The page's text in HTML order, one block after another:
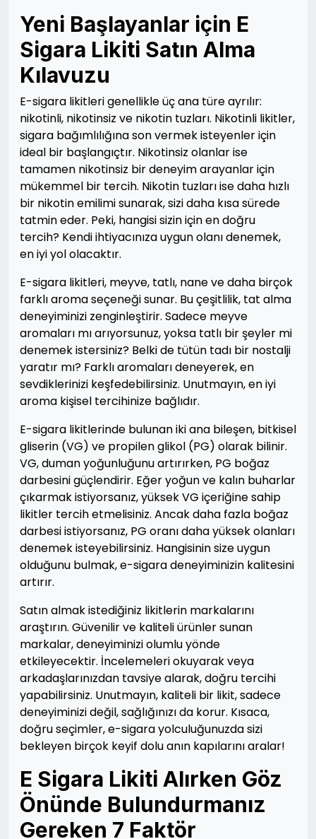
Yeni Başlayanlar için E
Sigara Likiti Satın Alma
Kılavuzu
E-sigara likitleri genellikle üç ana türe ayrılır:
nikotinli, nikotinsiz ve nikotin tuzları. Nikotinli likitler,
sigara bağımlılığına son vermek isteyenler için
ideal bir başlangıçtır. Nikotinsiz olanlar ise
tamamen nikotinsiz bir deneyim arayanlar için
mükemmel bir tercih. Nikotin tuzları ise daha hızlı
bir nikotin emilimi sunarak, sizi daha kısa sürede
tatmin eder. Peki, hangisi sizin için en doğru
tercih? Kendi ihtiyacınıza uygun olanı denemek,
en iyi yol olacaktır.
E-sigara likitleri, meyve, tatlı, nane ve daha birçok
farklı aroma seçeneği sunar. Bu çeşitlilik, tat alma
deneyiminizi zenginleştirir. Sadece meyve
aromaları mı arıyorsunuz, yoksa tatlı bir şeyler mi
denemek istersiniz? Belki de tütün tadı bir nostalji
yaratır mı? Farklı aromaları deneyerek, en
sevdiklerinizi keşfedebilirsiniz. Unutmayın, en iyi
aroma kişisel tercihinize bağlıdır.
E-sigara likitlerinde bulunan iki ana bileşen, bitkisel
gliserin (VG) ve propilen glikol (PG) olarak bilinir.
VG, duman yoğunluğunu artırırken, PG boğaz
darbesini güçlendirir. Eğer yoğun ve kalın buharlar
çıkarmak istiyorsanız, yüksek VG içeriğine sahip
likitler tercih etmelisiniz. Ancak daha fazla boğaz
darbesi istiyorsanız, PG oranı daha yüksek olanları
denemek isteyebilirsiniz. Hangisinin size uygun
olduğunu bulmak, e-sigara deneyiminizin kalitesini
artırır.
Satın almak istediğiniz likitlerin markalarını
araştırın. Güvenilir ve kaliteli ürünler sunan
markalar, deneyiminizi olumlu yönde
etkileyecektir. İncelemeleri okuyarak veya
arkadaşlarınızdan tavsiye alarak, doğru tercihi
yapabilirsiniz. Unutmayın, kaliteli bir likit, sadece
deneyiminizi değil, sağlığınızı da korur. Kısaca,
doğru seçimler, e-sigara yolculuğunuzda sizi
bekleyen birçok keyif dolu anın kapılarını aralar!
E Sigara Likiti Alırken Göz
Önünde Bulundurmanız
Gereken 7 Faktör